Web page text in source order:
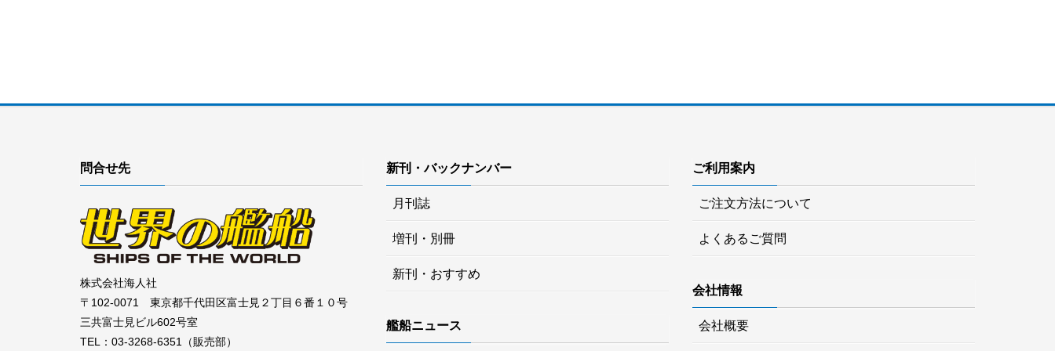
問合せ先
株式会社海人社
〒102-0071 東京都千代田区富士見２丁目６番１０号
三共富士見ビル602号室
TEL：03-3268-6351（販売部）
新刊・バックナンバー
月刊誌
増刊・別冊
新刊・おすすめ
艦船ニュース
ご利用案内
ご注文方法について
よくあるご質問
会社情報
会社概要